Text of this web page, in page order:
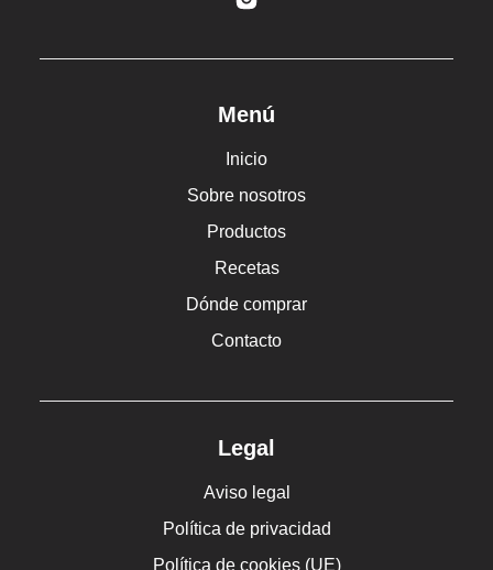
Menú
Inicio
Sobre nosotros
Productos
Recetas
Dónde comprar
Contacto
Legal
Aviso legal
Política de privacidad
Política de cookies (UE)